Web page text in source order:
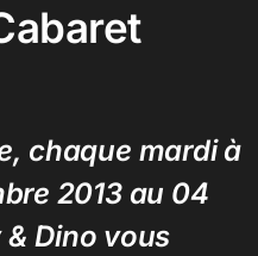
, chaque mardi à
2013 au 04
Dino vous